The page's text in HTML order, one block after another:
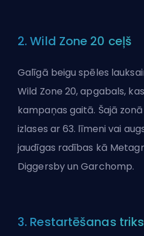
2. Wild Zone 20 ceļš
Galīgā beigu spēles
Wild Zone 20, apgabals,
kampaņas gaitā. Šajā
izlases ar 63. līmeni vai
jaudīgas radības kā
Diggersby un Garchomp.
3. Restartēšanas triks